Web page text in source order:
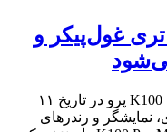
در آستانه رونمایی رسمی از سری ردمی K100 پرو در تاریخ ۱۱
و رندرهای